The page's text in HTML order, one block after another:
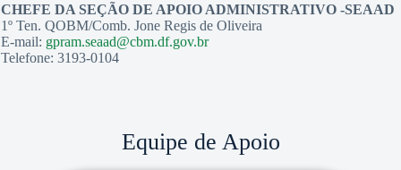
CHEFE DA SEÇÃO DE APOIO ADMINISTRATIVO -SEAAD
1º Ten. QOBM/Comb. Jone Regis de Oliveira
E-mail: gpram.seaad@cbm.df.gov.br
Telefone: 3193-0104
Equipe de Apoio